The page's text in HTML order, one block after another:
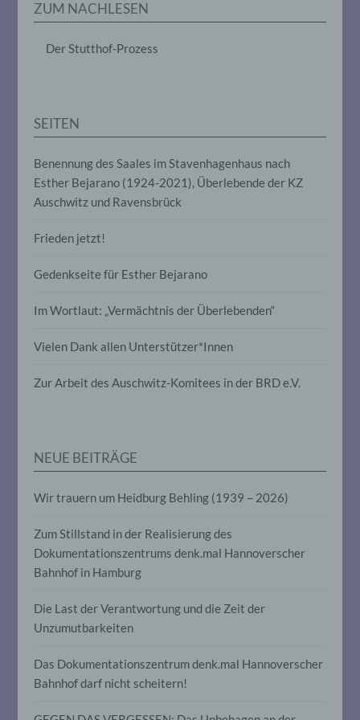
ZUM NACHLESEN
Der Stutthof-Prozess
SEITEN
Benennung des Saales im Stavenhagenhaus nach
Esther Bejarano (1924-2021), Überlebende der KZ
Auschwitz und Ravensbrück
Frieden jetzt!
Gedenkseite für Esther Bejarano
Im Wortlaut: „Vermächtnis der Überlebenden“
Vielen Dank allen Unterstützer*Innen
Zur Arbeit des Auschwitz-Komitees in der BRD e.V.
NEUE BEITRÄGE
Wir trauern um Heidburg Behling (1939 – 2026)
Zum Stillstand in der Realisierung des
Dokumentationszentrums denk.mal Hannoverscher
Bahnhof in Hamburg
Die Last der Verantwortung und die Zeit der
Unzumutbarkeiten
Das Dokumentationszentrum denk.mal Hannoverscher
Bahnhof darf nicht scheitern!
das Ordnen, die Speicherung, die
Auslesen, das Abfragen, die Verwendung,
die Offenlegung durch Übermittlung,
d) Einschränkung der Verarbeitung
Einschränkung der Verarbeitung ist die
personenbezogener Daten mit dem Ziel,
ihre künftige Verarbeitung einzuschränken.
Verarbeitung personenbezogener Daten,
personenbezogenen Daten verwendet
Arbeitsleistung, wirtschaftlicher Lage,
Gesundheit, persönlicher Vorlieben,
Aufenthaltsort oder Ortswechsel dieser
natürlichen Person zu analysieren oder
f) Pseudonymisierung
Pseudonymisierung ist die Verarbeitung
personenbezogener Daten in einer Weise,
Informationen nicht mehr einer
spezifischen betroffenen Person
zusätzlichen Informationen gesondert